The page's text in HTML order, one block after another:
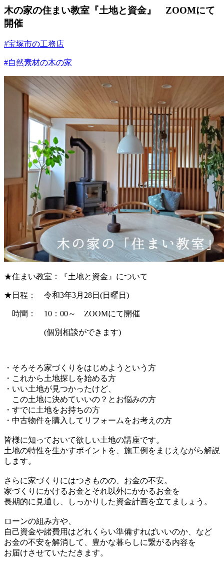
木の家の住まい教室『土地と資金』 ZOOMにて
開催
#宝塚市の工務店
#自然素材の木の家
★住まい教室：『土地と資金』について
★日程： 令和3年3月28日(日曜日)
時間： 10：00～ ZOOMにて開催
(個別相談ができます)
・そろそろ家づくりをはじめようという方
・これから土地探しを始める方
・いい土地が見つかったけど、
この土地に決めていいの？とお悩みの方
・すでに土地をお持ちの方
・中古物件を購入してリフォームをお考えの方
皆様に知っておいて欲しい土地の講座です。
土地の特性を生かすポイントを、施工例をまじえながら解説
します。
さらに家づくりにはつきものの、お金の不安。
家づくりにかけるお金とそれ以外にかかるお金を
長期的に見通し、しっかりした資金計画を立てましょう。
ローンの組み方や、
自己資金や諸費用はどれくらい準備すればいいのか、など
お金の不安を解消して、豊かな暮らしに繋がる内容を
お届けさせていただきます。